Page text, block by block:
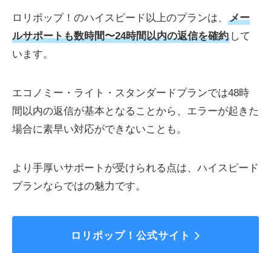
ロリポップ！のハイスピード以上のプランは、
メー
ルサポートも数時間〜24時間以内の返信を確約 して
います。
エコノミー・ライト・スタンダードプランでは48時
間以内の返信が基本となることから、エラーが起きた
場合に素早い対応ができないことも。
より手厚いサポートが受けられる点は、ハイスピード
プランならではの魅力です。
ロリポップ！公式サイト